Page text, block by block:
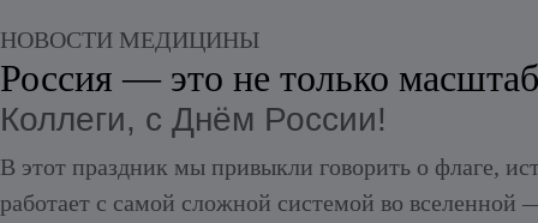
НОВОСТИ МЕДИЦИНЫ
Россия — это не только
Коллеги, с Днём России!
В этот праздник мы привыкли говорить о флаге,
работает с самой сложной системой во вселенной